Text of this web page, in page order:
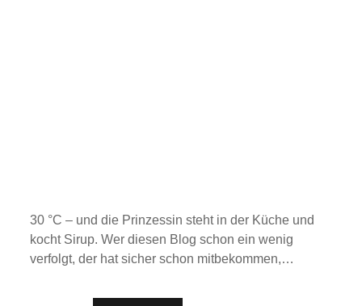
30 °C – und die Prinzessin steht in der Küche und
kocht Sirup. Wer diesen Blog schon ein wenig
verfolgt, der hat sicher schon mitbekommen,…